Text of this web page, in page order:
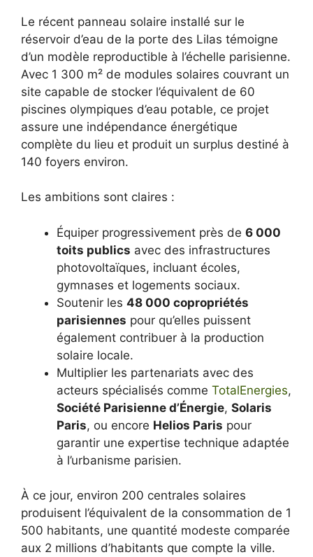
Le récent panneau solaire installé sur le
réservoir d’eau de la porte des Lilas témoigne
d’un modèle reproductible à l’échelle parisienne.
Avec 1 300 m² de modules solaires couvrant un
site capable de stocker l’équivalent de 60
piscines olympiques d’eau potable, ce projet
assure une indépendance énergétique
complète du lieu et produit un surplus destiné à
140 foyers environ.
Les ambitions sont claires :
Équiper progressivement près de 6 000
toits publics avec des infrastructures
photovoltaïques, incluant écoles,
gymnases et logements sociaux.
Soutenir les 48 000 copropriétés
parisiennes pour qu’elles puissent
également contribuer à la production
solaire locale.
Multiplier les partenariats avec des
acteurs spécialisés comme TotalEnergies,
Société Parisienne d’Énergie, Solaris
Paris, ou encore Helios Paris pour
garantir une expertise technique adaptée
à l’urbanisme parisien.
À ce jour, environ 200 centrales solaires
produisent l’équivalent de la consommation de 1
500 habitants, une quantité modeste comparée
aux 2 millions d’habitants que compte la ville.